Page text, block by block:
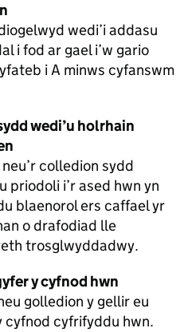
wedi’i addasu
i fod ar gael i’w gario
i A minws cyfanswm
wedi’u holrhain
colledion sydd
priodoli i’r ased hwn yn
blaenorol ers caffael yr
o drafodiad lle
trosglwyddadwy.
y cyfnod hwn
golledion y gellir eu
cyfnod cyfrifyddu hwn.